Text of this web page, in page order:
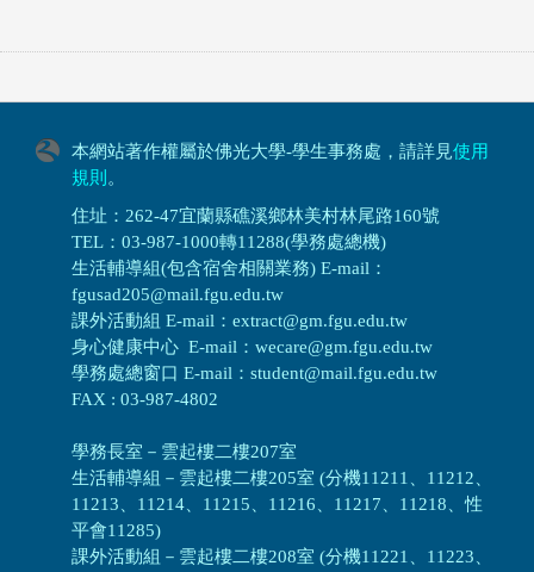
本網站著作權屬於佛光大學-學生事務處，請詳見使用
規則 。
住址：262-47宜蘭縣礁溪鄉林美村林尾路160號
TEL：03-987-1000轉11288(學務處總機)
生活輔導組(包含宿舍相關業務) E-mail：
fgusad205@mail.fgu.edu.tw
課外活動組 E-mail：extract@gm.fgu.edu.tw
身心健康中心 E-mail：wecare@gm.fgu.edu.tw
學務處總窗口 E-mail：student@mail.fgu.edu.tw
FAX : 03-987-4802
學務長室－雲起樓二樓207室
生活輔導組 － 雲起樓二樓205室 (分機11211、11212、
11213、11214、11215、11216、11217、11218、性
平會11285)
課外活動組 － 雲起樓二樓208室 (分機11221、11223、